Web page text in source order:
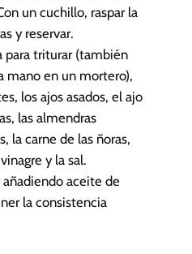
un cuchillo, raspar la
y reservar.
para triturar (también
mano en un mortero),
los ajos asados, el ajo
las almendras
la carne de las ñoras,
y la sal.
aceite de
la consistencia